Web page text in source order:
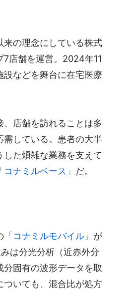
の理念にしている株式
店舗を運営。2024年11
設などを舞台に在宅医療
店舗を訪れることは多
需している。患者の大半
た煩雑な業務を支えて
コナミルベース 」だ。
コナミルモバイル 」が
は分光分析（近赤外分
固有の波形データを取
いても、混合比が処方